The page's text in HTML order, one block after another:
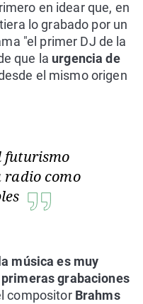
en idear que, en
lo grabado por un
"el primer DJ de la
que la urgencia de
el mismo origen
futurismo
como
música es muy
primeras grabaciones
compositor Brahms